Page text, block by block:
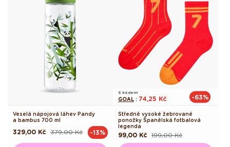
Veselá nápojová láhev Pandy
a bambus 700 ml
Běžná
379,00 Kč
Výprodejová
329,00 Kč -13%
S kódem
GOAL : 74,25 Kč -63%
Středně vysoké žebrované
ponožky Španělská fotbalová
legenda
Běžná
cena
199,00 Kč
Výprodejová
cena
99,00 Kč